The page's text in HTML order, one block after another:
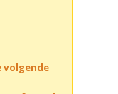
volgende